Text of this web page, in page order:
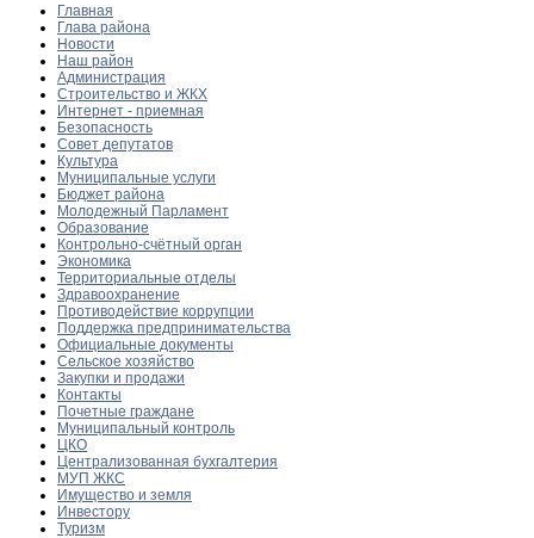
Главная
Глава района
Новости
Наш район
Администрация
Строительство и ЖКХ
Интернет - приемная
Безопасность
Совет депутатов
Культура
Муниципальные услуги
Бюджет района
Молодежный Парламент
Образование
Контрольно-счётный орган
Экономика
Территориальные отделы
Здравоохранение
Противодействие коррупции
Поддержка предпринимательства
Официальные документы
Сельское хозяйство
Закупки и продажи
Контакты
Почетные граждане
Муниципальный контроль
ЦКО
Централизованная бухгалтерия
МУП ЖКС
Имущество и земля
Инвестору
Туризм